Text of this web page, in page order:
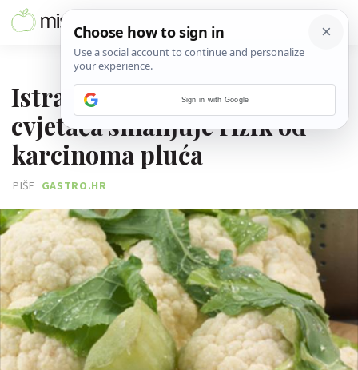
Istraživanja su pokazala da
cvjetača smanjuje rizik od
karcinoma pluća
PIŠE GASTRO.HR
Sign in with Google